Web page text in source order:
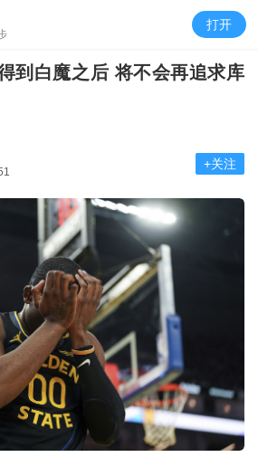
打开
到白魔之后 将不会再追求库
+关注